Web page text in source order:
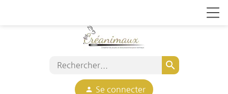
search
person Se connecter